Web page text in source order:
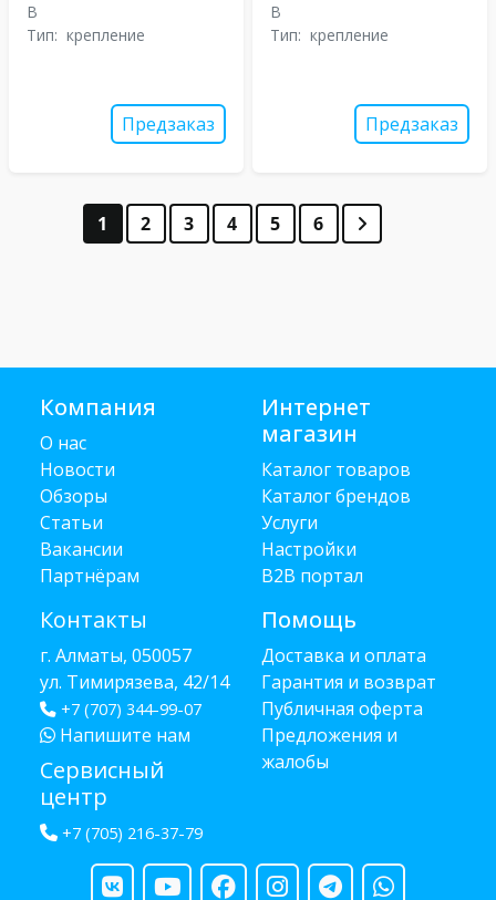
B
Тип: крепление
Предзаказ
B
Тип: крепление
Предзаказ
1 2 3 4 5 6
Компания
О нас
Новости
Обзоры
Статьи
Вакансии
Партнёрам
Контакты
г. Алматы, 050057
ул. Тимирязева, 42/14
+7 (707) 344-99-07
Напишите нам
Сервисный
центр
+7 (705) 216-37-79
Интернет
магазин
Каталог товаров
Каталог брендов
Услуги
Настройки
B2B портал
Помощь
Доставка и оплата
Гарантия и возврат
Публичная оферта
Предложения и
жалобы